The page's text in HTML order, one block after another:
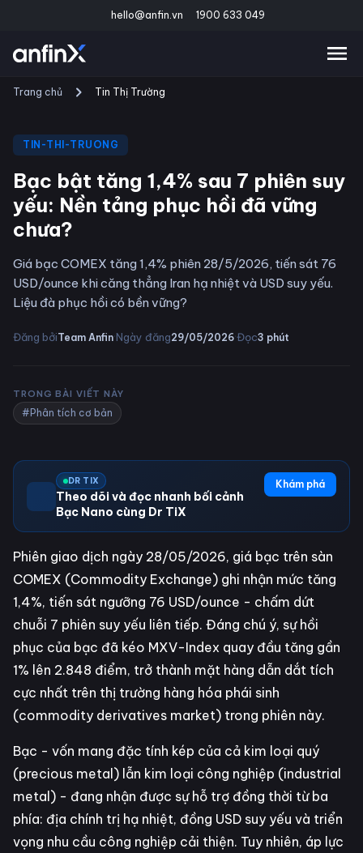
hello@anfin.vn 1900 633 049
Trang chủ Tin Thị Trường
TIN-THI-TRUONG
Bạc bật tăng 1,4% sau 7 phiên suy
yếu: Nền tảng phục hồi đã vững
chưa?
Giá bạc COMEX tăng 1,4% phiên 28/5/2026, tiến sát 76
USD/ounce khi căng thẳng Iran hạ nhiệt và USD suy yếu.
Liệu đà phục hồi có bền vững?
Đăng bởiTeam Anfin·Ngày đăng29/05/2026·Đọc3 phút
TRONG BÀI VIẾT NÀY
#Phân tích cơ bản
DR TIX
Theo dõi và đọc nhanh bối cảnh
Bạc Nano cùng Dr TiX
Khám phá
Phiên giao dịch ngày 28/05/2026, giá bạc trên sàn
COMEX (Commodity Exchange) ghi nhận mức tăng
1,4%, tiến sát ngưỡng 76 USD/ounce - chấm dứt
chuỗi 7 phiên suy yếu liên tiếp. Đáng chú ý, sự hồi
phục của bạc đã kéo MXV-Index quay đầu tăng gần
1% lên 2.848 điểm, trở thành mặt hàng dẫn dắt tích
cực nhất trên thị trường hàng hóa phái sinh
(commodity derivatives market) trong phiên này.
Bạc - vốn mang đặc tính kép của cả kim loại quý
(precious metal) lẫn kim loại công nghiệp (industrial
metal) - đang nhận được sự hỗ trợ đồng thời từ ba
phía: địa chính trị hạ nhiệt, đồng USD suy yếu và triển
vọng nhu cầu công nghiệp cải thiện. Tuy nhiên, áp lực